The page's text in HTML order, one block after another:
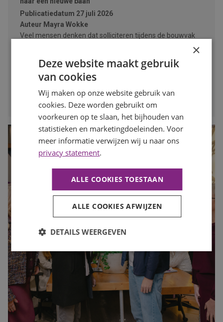
Publicatiedatum 27 juli 2026
Auteur Mayra Wokke
Veel mensen denken dat solliciteren tijdens de bouwvak
deze blog lees je waarom.
LEES MEER
×
Deze website maakt gebruik
van cookies
Wij maken op onze website gebruik van
cookies. Deze worden gebruikt om
voorkeuren op te slaan, het bijhouden van
statistieken en marketingdoeleinden. Voor
meer informatie verwijzen wij u naar ons
privacy statement.
ALLE COOKIES TOESTAAN
ALLE COOKIES AFWIJZEN
DETAILS WEERGEVEN